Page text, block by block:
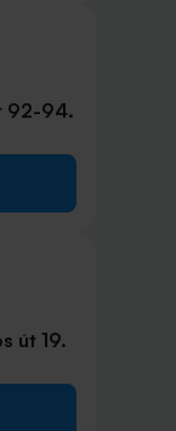
92-94.
út 19.